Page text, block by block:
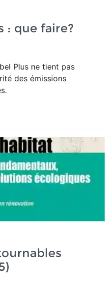
: que faire?
Plus ne tient pas
des émissions